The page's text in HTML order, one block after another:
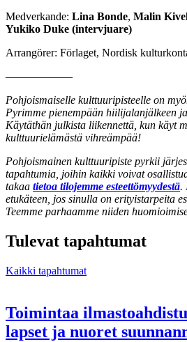
Medverkande: Lina Bonde, Malin
Yukiko Duke (intervjuare)
Arrangörer: Förlaget, Nordisk
––––––––––––
Pohjoismaiselle kulttuuripisteelle on
Pyrimme pienempään hiilijalanjälkeen
Käytäthän julkista liikennettä, kun käyt
kulttuurielämästä vihreämpää!
Pohjoismainen kulttuuripiste pyrkii
tapahtumia, joihin kaikki voivat
takaa tietoa tilojemme esteettömyydestä.
etukäteen, jos sinulla on erityistarpeita
Teemme parhaamme niiden
Tulevat tapahtumat
Kaikki tapahtumat
Toimintaa
lapset ja nuoret